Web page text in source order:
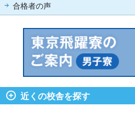
合格者の声
近くの校舎を探す